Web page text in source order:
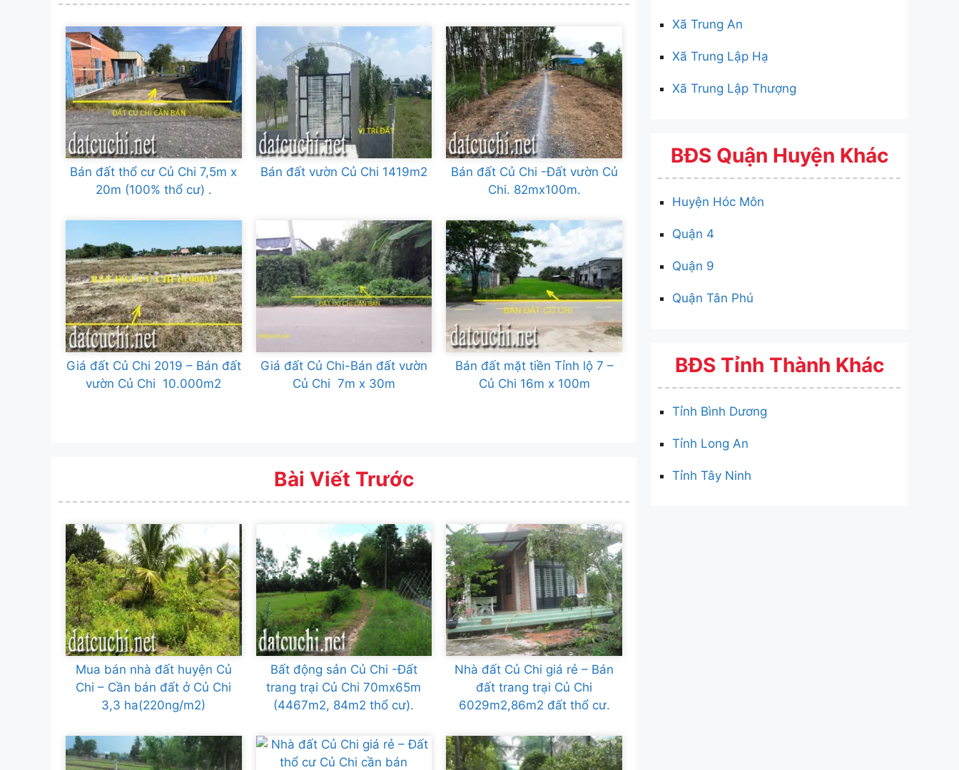
Bán đất thổ cư Củ Chi 7,5m x
20m (100% thổ cư) .
Bán đất vườn Củ Chi 1419m2
Bán đất Củ Chi -Đất vườn Củ
Chi. 82mx100m.
Giá đất Củ Chi 2019 – Bán đất
vườn Củ Chi 10.000m2
Giá đất Củ Chi-Bán đất vườn
Củ Chi 7m x 30m
Bán đất mặt tiền Tỉnh lộ 7 –
Củ Chi 16m x 100m
Bài Viết Trước
Mua bán nhà đất huyện Củ
Chi – Cần bán đất ở Củ Chi
3,3 ha(220ng/m2)
Bất động sản Củ Chi -Đất
trang trại Củ Chi 70mx65m
(4467m2, 84m2 thổ cư).
Nhà đất Củ Chi giá rẻ – Bán
đất trang trại Củ Chi
6029m2,86m2 đất thổ cư.
Xã Trung An
Xã Trung Lập Hạ
Xã Trung Lập Thượng
BĐS Quận Huyện Khác
Huyện Hóc Môn
Quận 4
Quận 9
Quận Tân Phú
BĐS Tỉnh Thành Khác
Tỉnh Bình Dương
Tỉnh Long An
Tỉnh Tây Ninh